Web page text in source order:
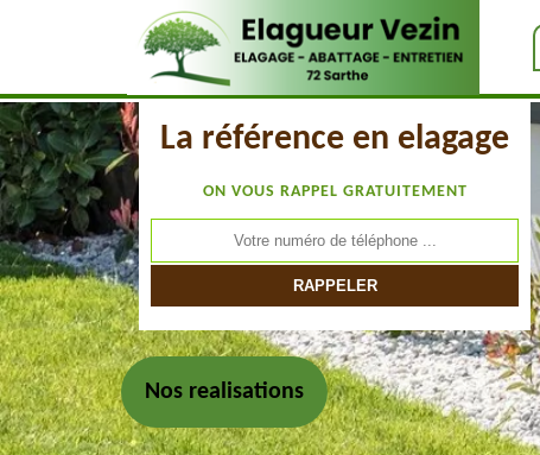
La référence en elagage
ON VOUS RAPPEL GRATUITEMENT
Nos realisations